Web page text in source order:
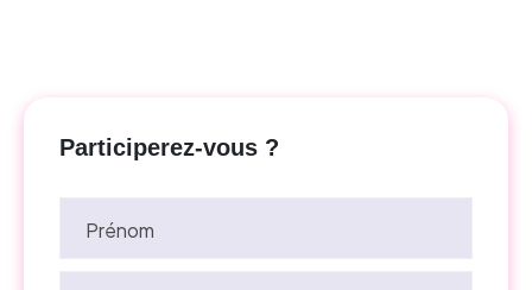
Participerez-vous ?
Prénom